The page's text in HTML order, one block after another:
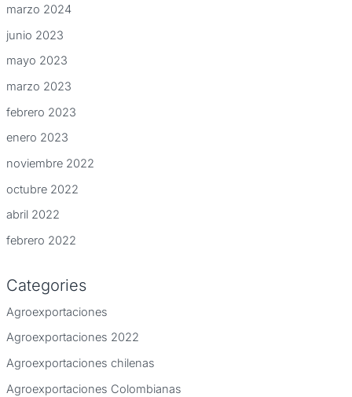
marzo 2024
junio 2023
mayo 2023
marzo 2023
febrero 2023
enero 2023
noviembre 2022
octubre 2022
abril 2022
febrero 2022
Categories
Agroexportaciones
Agroexportaciones 2022
Agroexportaciones chilenas
Agroexportaciones Colombianas